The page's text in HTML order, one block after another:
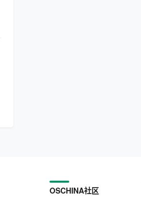
OSCHINA社区